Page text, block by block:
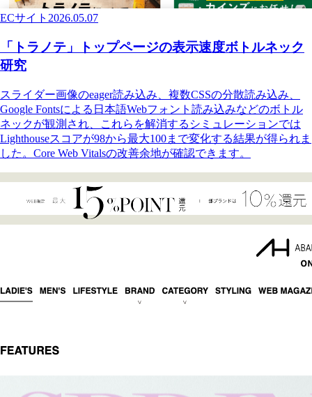
ECサイト 2026.05.07
「トラノテ」トップページの表示速度ボトルネック
研究
スライダー画像のeager読み込み、複数CSSの分散読み込み、
Google Fontsによる日本語Webフォント読み込みなどのボトル
ネックが観測され、これらを解消するシミュレーションでは
Lighthouseスコアが98から最大100まで変化する結果が得られま
した。Core Web Vitalsの改善余地が確認できます。